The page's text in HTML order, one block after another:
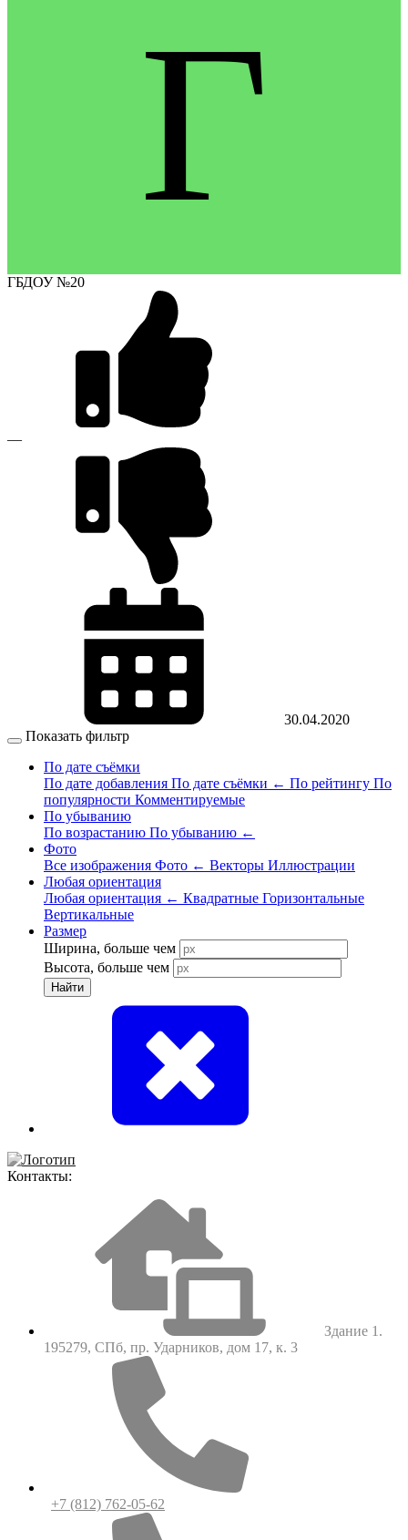
Г
ГБДОУ №20
—
30.04.2020
Показать фильтр
По дате съёмки
По дате добавления По дате съёмки ← По рейтингу По
популярности Комментируемые
По убыванию
По возрастанию По убыванию ←
Фото
Все изображения Фото ← Векторы Иллюстрации
Любая ориентация
Любая ориентация ← Квадратные Горизонтальные
Вертикальные
Размер
Ширина, больше чем
Высота, больше чем
Найти
Контакты:
Здание 1.
195279, СПб, пр. Ударников, дом 17, к. 3
+7 (812) 762-05-62